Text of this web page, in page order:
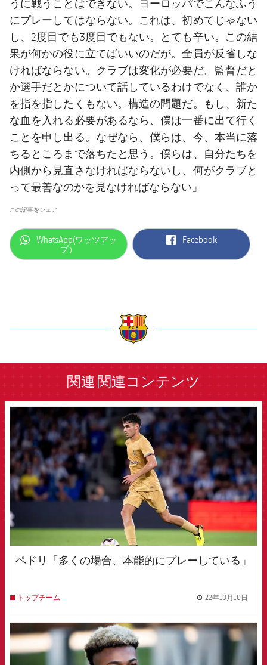
うに戦うことはできない。ヨーロッパでこんなふう
にプレーしてはならない。これは、初めてじゃない
し、2度目でも3度目でもない。とても辛い。この結
果が何かの役に立てばいいのだが。全員が反省しな
ければならない。クラブは変化が必要だ。監督だと
か選手だとかについて話しているわけでなく、誰か
を指を指したくもない。構造の問題だ。もし、新た
な血を入れる必要があるなら、僕は一番に出て行く
ことを申し出る。なぜなら、僕らは、今、本当に落
ちるところまで落ちたと思う。僕らは、自分たちを
内側から見直さなければならないし、何がクラブと
って最善なのかを見なければならない」
この記事をシェア
label.aria.whatsapp
WhatsApp(ワッツアッ
プ）
label.aria.facebook
Facebook
関連 関連コンテンツ
FCB Barcelona badge
ペドリ「多くの場合、本能的にプレーしている」
トップチーム 22年10月10日
FCB Barcelona badge